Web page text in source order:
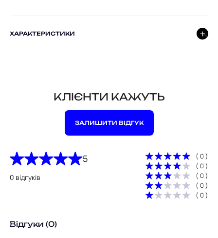
ХАРАКТЕРИСТИКИ
КЛІЄНТИ КАЖУТЬ
ЗАЛИШИТИ ВІДГУК
5
0 відгуків
( 0 )
( 0 )
( 0 )
( 0 )
( 0 )
Відгуки (0)